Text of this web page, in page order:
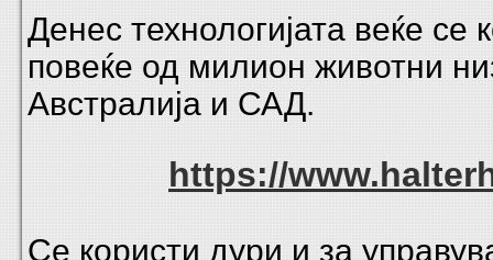
Денес технологијата веќе се
повеќе од милион животни
Австралија и САД.
https://
Се користи дури и за